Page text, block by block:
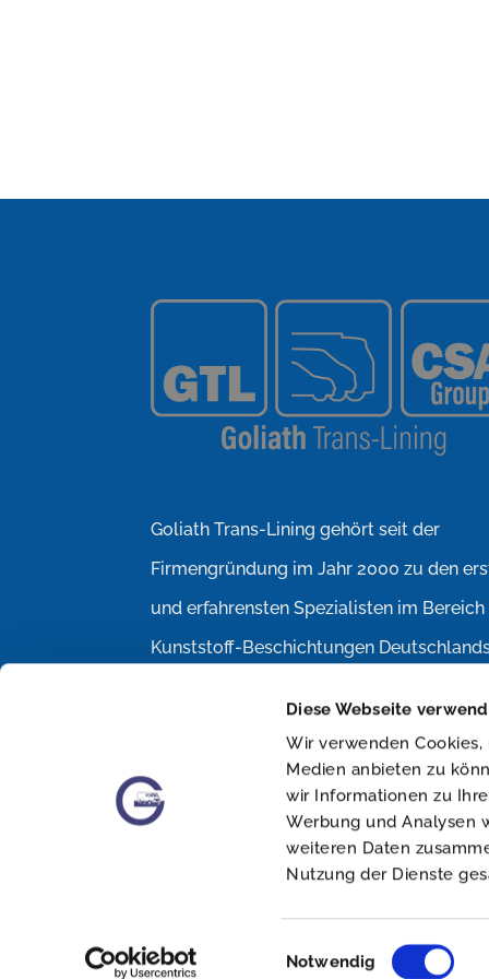
Diese Webseite
Wir verwenden
Medien anbieten zu
wir Informationen zu
Werbung und Analysen
weiteren Daten
Nutzung der Dienste
Einwilligungsauswahl
Notwendig
Goliath Trans-Lining gehört seit der
Firmengründung im Jahr 2000 zu den
und erfahrensten Spezialisten im Bereich
Kunststoff-Beschichtungen
ZUR ANFRAGE
Copyright © 2023 Goliath Trans-Lining GmbH & Co KG| All